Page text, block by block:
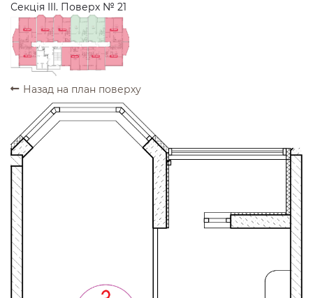
Секція III. Поверх № 21
ПРОДАНО
ПРОДАНО ПРОДАНО ПРОДАНО ПРОДАНО
ПРОДАНО
ПРОДАНО
ПРОДАНО
Назад на план поверху